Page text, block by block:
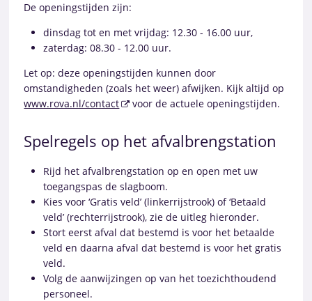
De openingstijden zijn:
dinsdag tot en met vrijdag: 12.30 - 16.00 uur,
zaterdag: 08.30 - 12.00 uur.
Let op: deze openingstijden kunnen door
omstandigheden (zoals het weer) afwijken. Kijk altijd op
www.rova.nl/contact
voor de actuele openingstijden.
Spelregels op het afvalbrengstation
Rijd het afvalbrengstation op en open met uw
toegangspas de slagboom.
Kies voor ‘Gratis veld’ (linkerrijstrook) of ‘Betaald
veld’ (rechterrijstrook), zie de uitleg hieronder.
Stort eerst afval dat bestemd is voor het betaalde
veld en daarna afval dat bestemd is voor het gratis
veld.
Volg de aanwijzingen op van het toezichthoudend
personeel.